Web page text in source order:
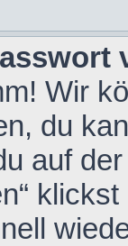
Wir
du
auf